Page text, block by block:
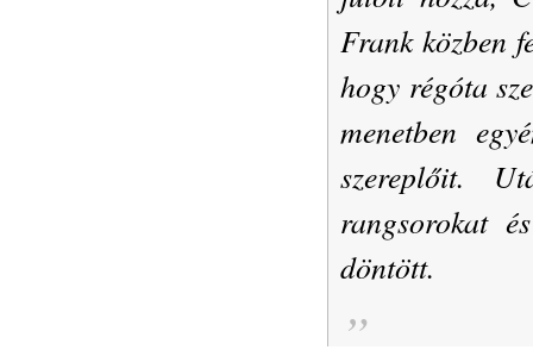
Frank közben
hogy régóta
menetben
szereplőit.
rangsorokat
döntött.